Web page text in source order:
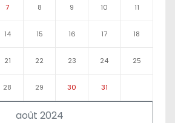
août 2024
7 8 9 10 11
14 15 16 17 18
21 22 23 24 25
28 29 30 31